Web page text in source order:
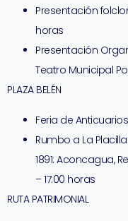
Presentación
horas
Presentación
Teatro Municipal
PLAZA BELÉN
Feria de
Rumbo a La
1891: Aconcagua,
– 17:00 horas
RUTA PATRIMONIAL